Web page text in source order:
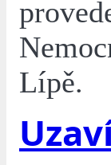
Lípě.